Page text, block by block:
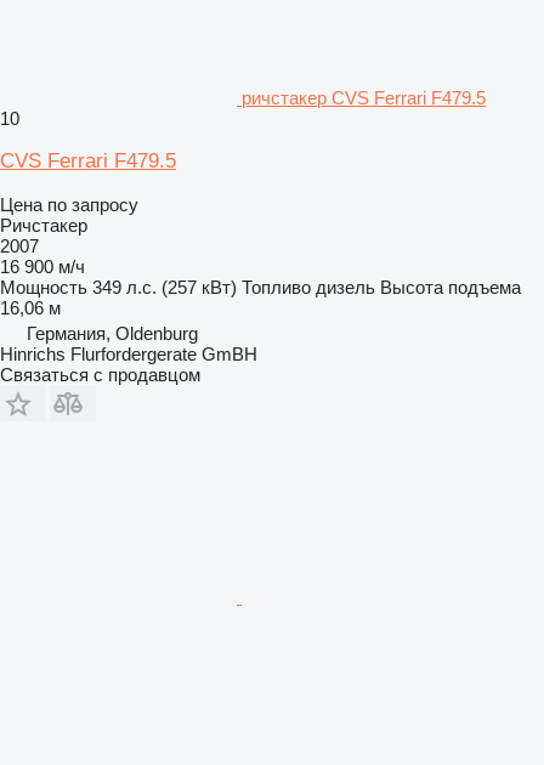
ричстакер CVS Ferrari F479.5
10
CVS Ferrari F479.5
Цена по запросу
Ричстакер
2007
16 900 м/ч
Мощность 349 л.с. (257 кВт) Топливо дизель Высота подъема
16,06 м
Германия, Oldenburg
Hinrichs Flurfordergerate GmBH
Связаться с продавцом